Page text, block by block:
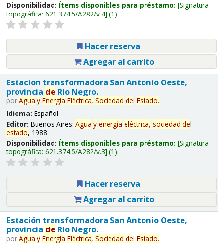
Disponibilidad: Ítems disponibles para préstamo: Signatura
topográfica: 621.374.5/A282/v.4 (1).
Hacer reserva
Agregar al carrito
Estacion transformadora San Antonio Oeste,
provincia deRío Negro.
por Agua y Energía Eléctrica, Sociedad del Estado.
Idioma: Español
Editor: Buenos Aires: Agua y energía eléctrica, sociedad del
estado, 1988
Disponibilidad: Ítems disponibles para préstamo: Signatura
topográfica: 621.374.5/A282/v.3 (1).
Hacer reserva
Agregar al carrito
Estación transformadora San Antonio Oeste,
provincia deRío Negro.
por Agua y Energía Eléctrica, Sociedad del Estado.